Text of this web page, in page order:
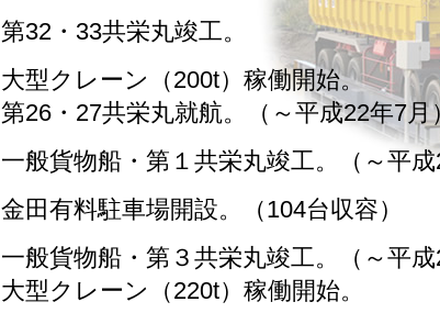
第32・33共栄丸竣工。
大型クレーン（200t）稼働開始。
第26・27共栄丸就航。（～平成22年7月
一般貨物船・第１共栄丸竣工。（～平
金田有料駐車場開設。（104台収容）
一般貨物船・第３共栄丸竣工。（～平成
大型クレーン（220t）稼働開始。